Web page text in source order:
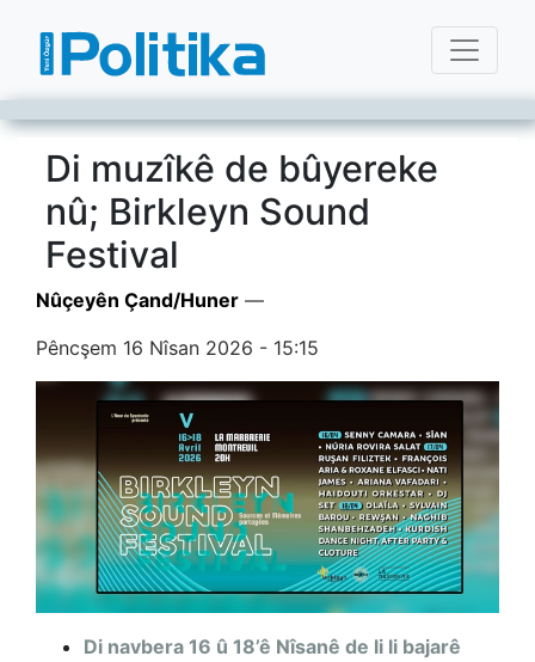
Di muzîkê de bûyereke
nû; Birkleyn Sound
Festival
Nûçeyên Çand/Huner —
Pêncşem 16 Nîsan 2026 - 15:15
Di navbera 16 û 18’ê Nîsanê de li li bajarê